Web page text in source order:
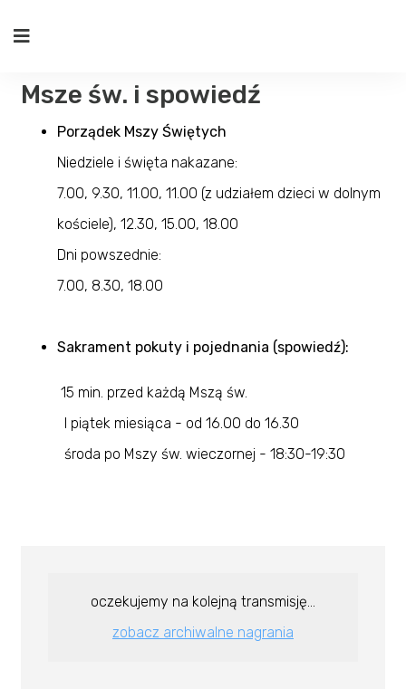
Msze św. i spowiedź
Porządek Mszy Świętych
Niedziele i święta nakazane:
7.00, 9.30, 11.00, 11.00 (z udziałem dzieci w dolnym
kościele), 12.30, 15.00, 18.00
Dni powszednie:
7.00, 8.30, 18.00
Sakrament pokuty i pojednania (spowiedź):
15 min. przed każdą Mszą św.
I piątek miesiąca - od 16.00 do 16.30
środa po Mszy św. wieczornej - 18:30-19:30
oczekujemy na kolejną transmisję...
zobacz archiwalne nagrania